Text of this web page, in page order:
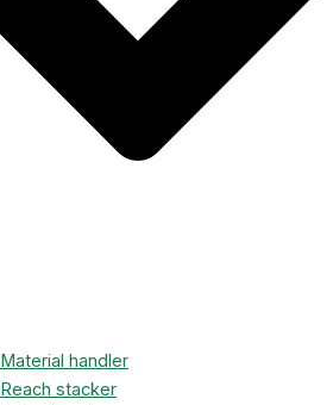
Material handler
Reach stacker